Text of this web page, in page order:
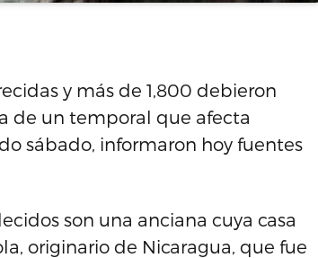
y más de 1,800 debieron
de un temporal que afecta
sábado, informaron hoy fuentes
son una anciana cuya casa
originario de Nicaragua, que fue